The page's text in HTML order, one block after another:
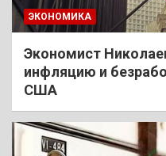
ЭКОНОМИКА
Экономист
инфляцию и
США